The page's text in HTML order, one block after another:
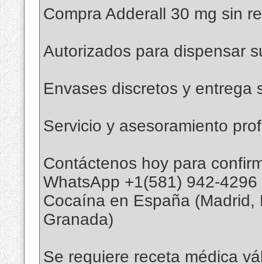
Compra Adderall 30 mg sin
Autorizados para dispensar
Envases discretos y entrega
Servicio y asesoramiento
Contáctenos hoy para
WhatsApp +1(581) 942-
Cocaína en España
Granada)
Se requiere receta médica